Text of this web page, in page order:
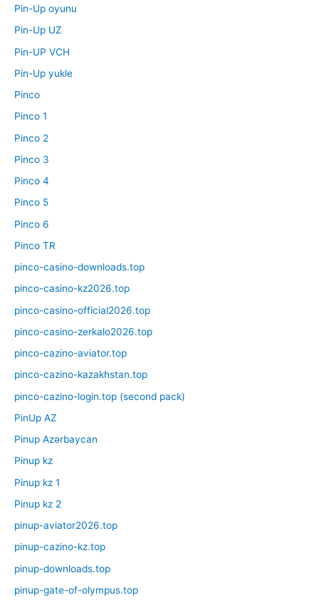
Pin-Up oyunu
Pin-Up UZ
Pin-UP VCH
Pin-Up yukle
Pinco
Pinco 1
Pinco 2
Pinco 3
Pinco 4
Pinco 5
Pinco 6
Pinco TR
pinco-casino-downloads.top
pinco-casino-kz2026.top
pinco-casino-official2026.top
pinco-casino-zerkalo2026.top
pinco-cazino-aviator.top
pinco-cazino-kazakhstan.top
pinco-cazino-login.top (second pack)
PinUp AZ
Pinup Azərbaycan
Pinup kz
Pinup kz 1
Pinup kz 2
pinup-aviator2026.top
pinup-cazino-kz.top
pinup-downloads.top
pinup-gate-of-olympus.top